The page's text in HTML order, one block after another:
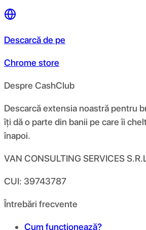
Descarcă de pe
Chrome store
Despre CashClub
Descarcă extensia noastră pentru
îți dă o parte din banii pe care îi
înapoi.
VAN CONSULTING SERVICES
CUI: 39743787
Întrebări frecvente
Cum funcționează?